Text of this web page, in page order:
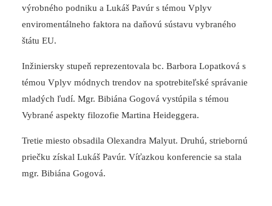
výrobného podniku a Lukáš Pavúr s témou Vplyv
enviromentálneho faktora na daňovú sústavu vybraného
štátu EU.
Inžiniersky stupeň reprezentovala bc. Barbora Lopatková s
témou Vplyv módnych trendov na spotrebiteľské správanie
mladých ľudí. Mgr. Bibiána Gogová vystúpila s témou
Vybrané aspekty filozofie Martina Heideggera.
Tretie miesto obsadila Olexandra Malyut. Druhú, striebornú
priečku získal Lukáš Pavúr. Víťazkou konferencie sa stala
mgr. Bibiána Gogová.